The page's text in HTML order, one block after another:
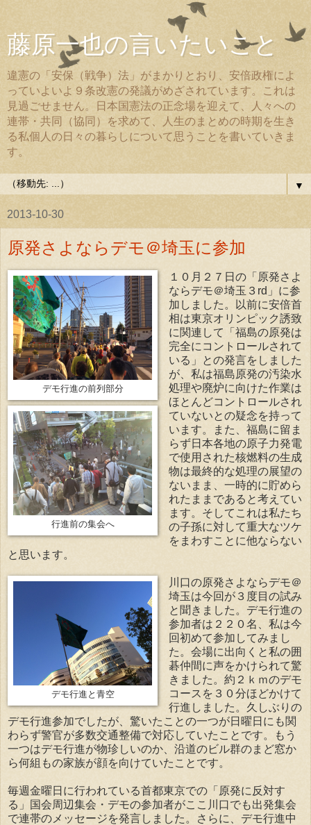
藤原一也の言いたいこと
違憲の「安保（戦争）法」がまかりとおり、安倍政権によ
っていよいよ９条改憲の発議がめざされています。これは
見過ごせません。日本国憲法の正念場を迎えて、人々への
連帯・共同（協同）を求めて、人生のまとめの時期を生き
る私個人の日々の暮らしについて思うことを書いていきま
す。
▼
2013-10-30
原発さよならデモ＠埼玉に参加
デモ行進の前列部分
行進前の集会へ
１０月２７日の「原発さよ
ならデモ＠埼玉３rd」に参
加しました。以前に安倍首
相は東京オリンピック誘致
に関連して「福島の原発は
完全にコントロールされて
いる」との発言をしました
が、私は福島原発の汚染水
処理や廃炉に向けた作業は
ほとんどコントロールされ
ていないとの疑念を持って
います。また、福島に留ま
らず日本各地の原子力発電
で使用された核燃料の生成
物は最終的な処理の展望の
ないまま、一時的に貯めら
れたままであると考えてい
ます。そしてこれは私たち
の子孫に対して重大なツケ
をまわすことに他ならない
と思います。
デモ行進と青空
川口の原発さよならデモ＠
埼玉は今回が３度目の試み
と聞きました。デモ行進の
参加者は２２０名、私は今
回初めて参加してみまし
た。会場に出向くと私の囲
碁仲間に声をかけられて驚
きました。約２ｋｍのデモ
コースを３０分ほどかけて
行進しました。久しぶりの
デモ行進参加でしたが、驚いたことの一つが日曜日にも関
わらず警官が多数交通整備で対応していたことです。もう
一つはデモ行進が物珍しいのか、沿道のビル群のまど窓か
ら何組もの家族が顔を向けていたことです。
毎週金曜日に行われている首都東京での「原発に反対す
る」国会周辺集会・デモの参加者がここ川口でも出発集会
で連帯のメッセージを発言しました。さらに、デモ行進中